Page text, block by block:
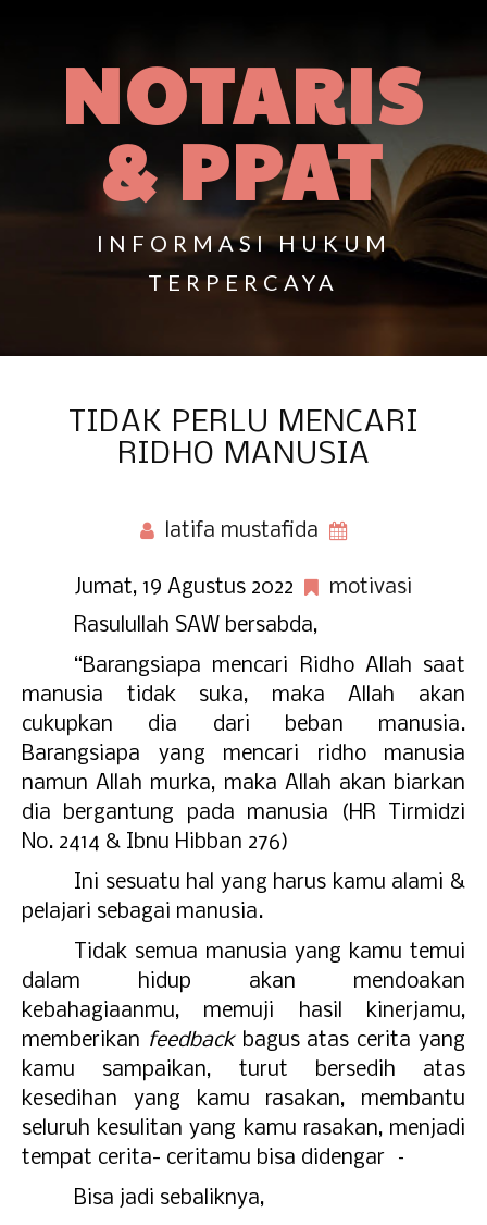
NOTARIS
& PPAT
INFORMASI HUKUM
TERPERCAYA
TIDAK PERLU MENCARI
RIDHO MANUSIA
latifa mustafida
Jumat, 19 Agustus 2022
motivasi
Rasulullah SAW bersabda,
“Barangsiapa mencari Ridho Allah saat
manusia tidak suka, maka Allah akan
cukupkan dia dari beban manusia.
Barangsiapa yang mencari ridho manusia
namun Allah murka, maka Allah akan biarkan
dia bergantung pada manusia (HR Tirmidzi
No. 2414 & Ibnu Hibban 276)
Ini sesuatu hal yang harus kamu alami &
pelajari sebagai manusia.
Tidak semua manusia yang kamu temui
dalam hidup akan mendoakan
kebahagiaanmu, memuji hasil kinerjamu,
memberikan feedbackbagus atas cerita yang
kamu sampaikan, turut bersedih atas
kesedihan yang kamu rasakan, membantu
seluruh kesulitan yang kamu rasakan, menjadi
tempat cerita- ceritamu bisa didengar –
Bisa jadi sebaliknya,